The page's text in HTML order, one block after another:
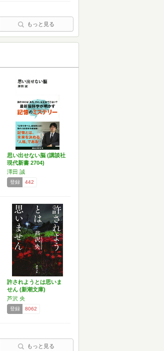
もっと見る
思い出せない脳 (講談社
現代新書 2704)
澤田 誠
登録 442
許されようとは思いま
せん (新潮文庫)
芦沢 央
登録 8062
もっと見る